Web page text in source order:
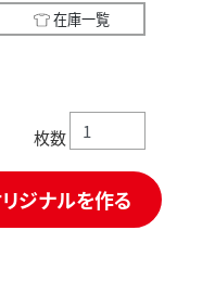
在庫一覧
枚数
ジナルを作る